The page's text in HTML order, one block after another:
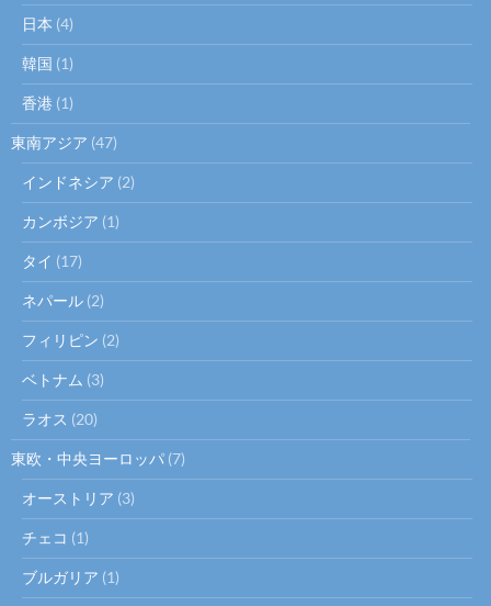
日本 (4)
韓国 (1)
香港 (1)
東南アジア (47)
インドネシア (2)
カンボジア (1)
タイ (17)
ネパール (2)
フィリピン (2)
ベトナム (3)
ラオス (20)
東欧・中央ヨーロッパ (7)
オーストリア (3)
チェコ (1)
ブルガリア (1)